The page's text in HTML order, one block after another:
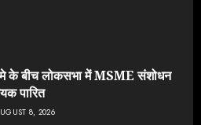
के बीच लोकसभा में MSME संशोधन
पारित
8, 2026